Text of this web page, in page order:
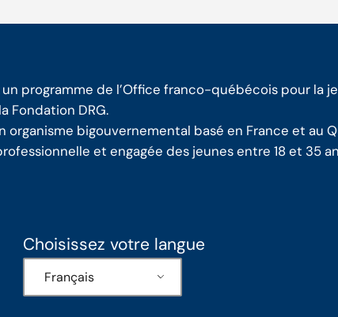
programme de l’Office franco-québécois pour la
Fondation DRG.
organisme bigouvernemental basé en France et au
et engagée des jeunes entre 18 et 35
Choisissez votre langue
Français